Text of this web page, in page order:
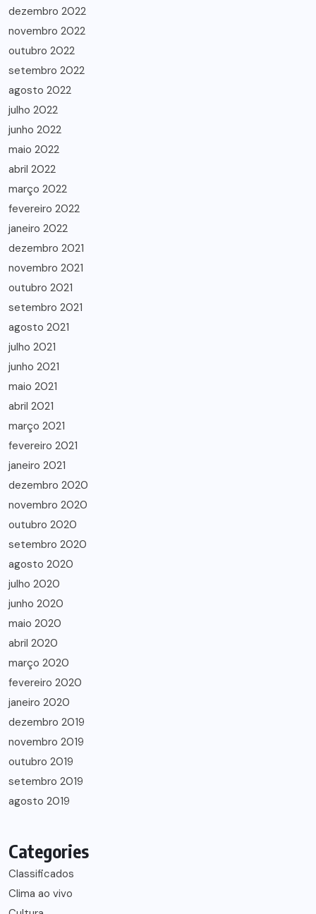
dezembro 2022
novembro 2022
outubro 2022
setembro 2022
agosto 2022
julho 2022
junho 2022
maio 2022
abril 2022
março 2022
fevereiro 2022
janeiro 2022
dezembro 2021
novembro 2021
outubro 2021
setembro 2021
agosto 2021
julho 2021
junho 2021
maio 2021
abril 2021
março 2021
fevereiro 2021
janeiro 2021
dezembro 2020
novembro 2020
outubro 2020
setembro 2020
agosto 2020
julho 2020
junho 2020
maio 2020
abril 2020
março 2020
fevereiro 2020
janeiro 2020
dezembro 2019
novembro 2019
outubro 2019
setembro 2019
agosto 2019
Categories
Classificados
Clima ao vivo